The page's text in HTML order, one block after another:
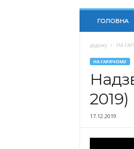
ГОЛОВНА
додому НА
НА ГАРЯЧОМУ
2019)
17.12.2019